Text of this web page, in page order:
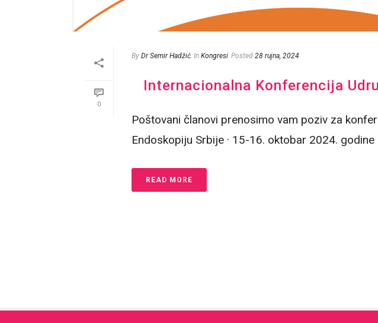
0
By Dr Semir Hadžić In Kongresi Posted 28 rujna, 2024
Internacionalna Konferencija
Poštovani članovi prenosimo vam poziv za
Endoskopiju Srbije · 15-16. oktobar 2024.
READ MORE